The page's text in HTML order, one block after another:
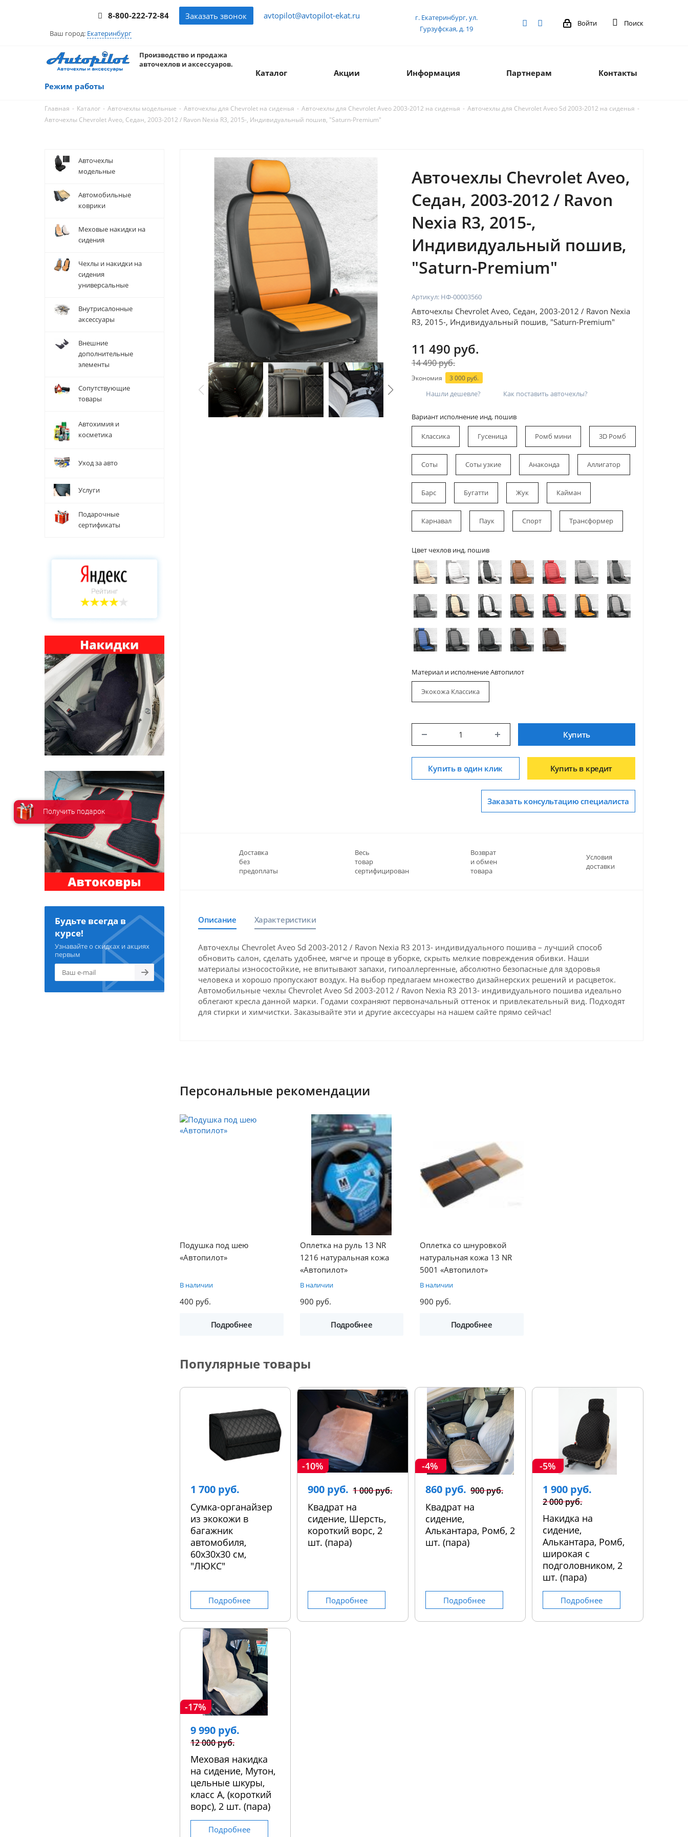
8-800-222-72-84 Заказать звонок avtopilot@avtopilot-ekat.ru
Ваш город: Екатеринбург
г. Екатеринбург, ул.
Гурзуфская, д. 19
Войти Поиск
Производство и продажа
авточехлов и аксессуаров.
Режим работы
Каталог Акции Информация Партнерам Контакты
Главная - Каталог - Авточехлы модельные - Авточехлы для Chevrolet на сиденья - Авточехлы для Chevrolet Aveo 2003-2012 на сиденья - Авточехлы для Chevrolet Aveo Sd 2003-2012 на сиденья -
Авточехлы Chevrolet Aveo, Седан, 2003-2012 / Ravon Nexia R3, 2015-, Индивидуальный пошив, "Saturn-Premium"
Авточехлы
модельные
Автомобильные
коврики
Меховые накидки на
сидения
Чехлы и накидки на
сидения
универсальные
Внутрисалонные
аксессуары
Внешние
дополнительные
элементы
Сопутствующие
товары
Автохимия и
косметика
Уход за авто
Услуги
Подарочные
сертификаты
Будьте всегда в
курсе!
Узнавайте о скидках и акциях
первым
Авточехлы Chevrolet Aveo,
Седан, 2003-2012 / Ravon
Nexia R3, 2015-,
Индивидуальный пошив,
"Saturn-Premium"
Артикул: НФ-00003560
Авточехлы Chevrolet Aveo, Седан, 2003-2012 / Ravon Nexia
R3, 2015-, Индивидуальный пошив, "Saturn-Premium"
11 490 руб.
14 490 руб.
Экономия 3 000 руб.
Нашли дешевле? Как поставить авточехлы?
Вариант исполнение инд. пошив
Классика Гусеница Ромб мини 3D Ромб
Соты Соты узкие Анаконда Аллигатор
Барс Бугатти Жук Кайман
Карнавал Паук Спорт Трансформер
Цвет чехлов инд. пошив
Материал и исполнение Автопилот
Экокожа Классика
Купить
Купить в один клик Купить в кредит
Заказать консультацию специалиста
Доставка
без
предоплаты
Весь
товар
сертифицирован
Возврат
и обмен
товара
Условия
доставки
Описание Характеристики
Авточехлы Chevrolet Aveo Sd 2003-2012 / Ravon Nexia R3 2013- индивидуального пошива – лучший способ
обновить салон, сделать удобнее, мягче и проще в уборке, скрыть мелкие повреждения обивки. Наши
материалы износостойкие, не впитывают запахи, гипоаллергенные, абсолютно безопасные для здоровья
человека и хорошо пропускают воздух. На выбор предлагаем множество дизайнерских решений и расцветок.
Автомобильные чехлы Chevrolet Aveo Sd 2003-2012 / Ravon Nexia R3 2013- индивидуального пошива идеально
облегают кресла данной марки. Годами сохраняют первоначальный оттенок и привлекательный вид. Подходят
для стирки и химчистки. Заказывайте эти и другие аксессуары на нашем сайте прямо сейчас!
Персональные рекомендации
Подушка под шею
«Автопилот»
В наличии
400 руб.
Подробнее
Оплетка на руль 13 NR
1216 натуральная кожа
«Автопилот»
В наличии
900 руб.
Подробнее
Оплетка со шнуровкой
натуральная кожа 13 NR
5001 «Автопилот»
В наличии
900 руб.
Подробнее
Популярные товары
1 700 руб.
Сумка-органайзер
из экокожи в
багажник
автомобиля,
60х30х30 см,
"ЛЮКС"
Подробнее
-10%
900 руб. 1 000 руб.
Квадрат на
сидение, Шерсть,
короткий ворс, 2
шт. (пара)
Подробнее
-4%
860 руб. 900 руб.
Квадрат на
сидение,
Алькантара, Ромб, 2
шт. (пара)
Подробнее
-5%
1 900 руб.
2 000 руб.
Накидка на
сидение,
Алькантара, Ромб,
широкая с
подголовником, 2
шт. (пара)
Подробнее
-17%
9 990 руб.
12 000 руб.
Меховая накидка
на сидение, Мутон,
цельные шкуры,
класс А, (короткий
ворс), 2 шт. (пара)
Подробнее
Получить подарок